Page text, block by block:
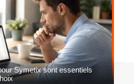
Symetix sont essentiels
légales Sitemap